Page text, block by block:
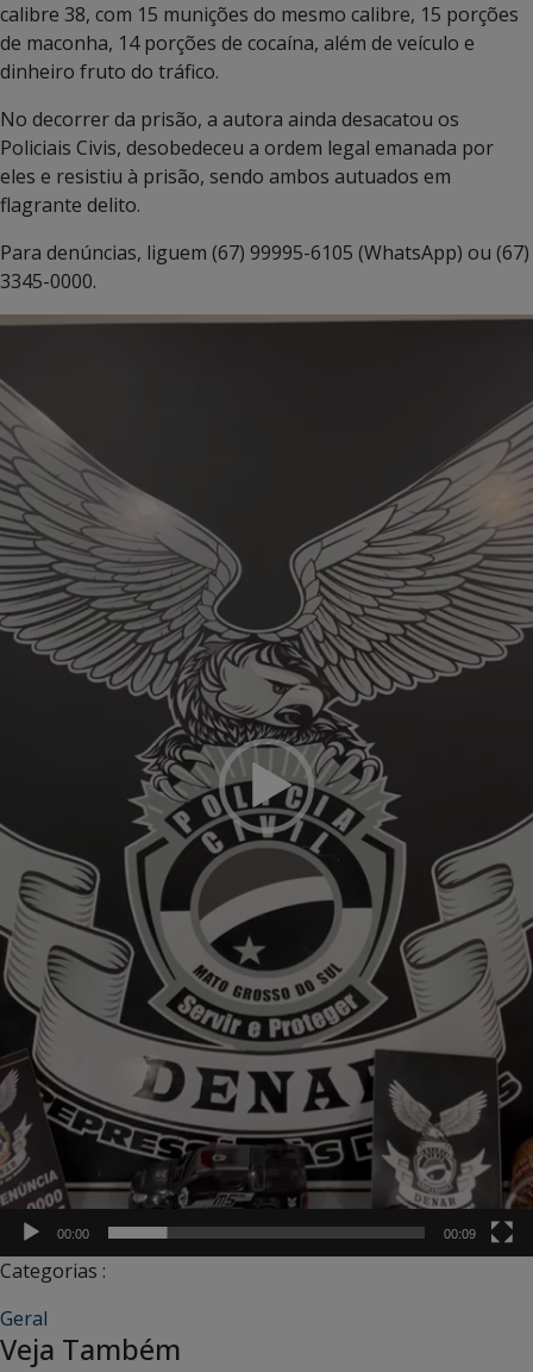
calibre 38, com 15 munições do mesmo calibre, 15 porções
de maconha, 14 porções de cocaína, além de veículo e
dinheiro fruto do tráfico.
No decorrer da prisão, a autora ainda desacatou os
Policiais Civis, desobedeceu a ordem legal emanada por
eles e resistiu à prisão, sendo ambos autuados em
flagrante delito.
Para denúncias, liguem (67) 99995-6105 (WhatsApp) ou (67)
3345-0000.
Tocador
vídeo
00:00 00:09
Categorias :
Geral
Veja Também